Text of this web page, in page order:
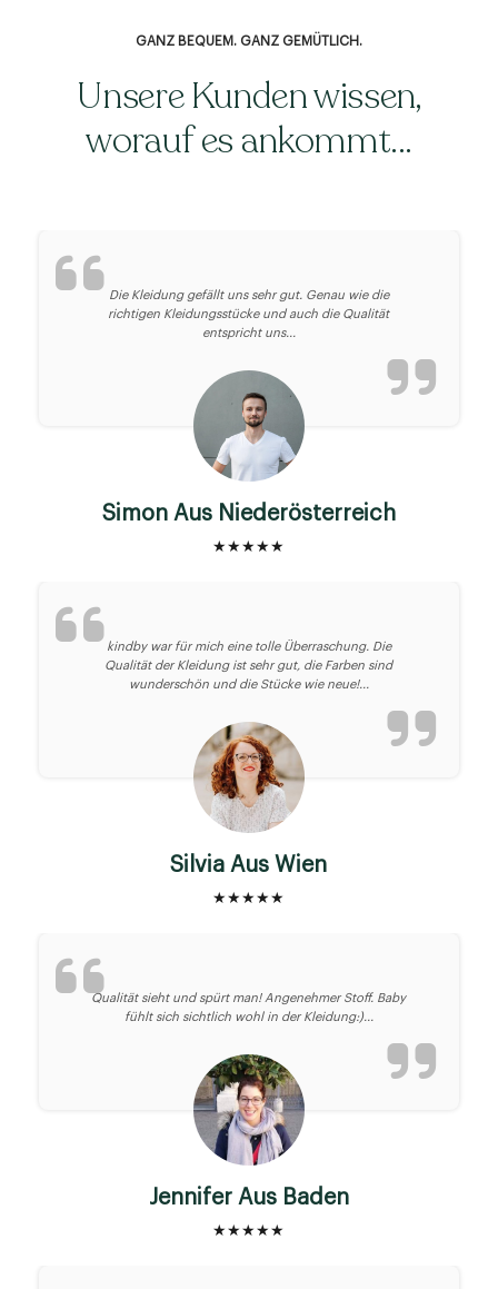
GANZ BEQUEM. GANZ GEMÜTLICH.
Unsere Kunden wissen,
worauf es ankommt…
Die Kleidung gefällt uns sehr gut. Genau wie die
richtigen Kleidungsstücke und auch die Qualität
entspricht uns...
Simon Aus Niederösterreich
★★★★★
kindby war für mich eine tolle Überraschung. Die
Qualität der Kleidung ist sehr gut, die Farben sind
wunderschön und die Stücke wie neue!...
Silvia Aus Wien
★★★★★
Qualität sieht und spürt man! Angenehmer Stoff. Baby
fühlt sich sichtlich wohl in der Kleidung:)...
Jennifer Aus Baden
★★★★★